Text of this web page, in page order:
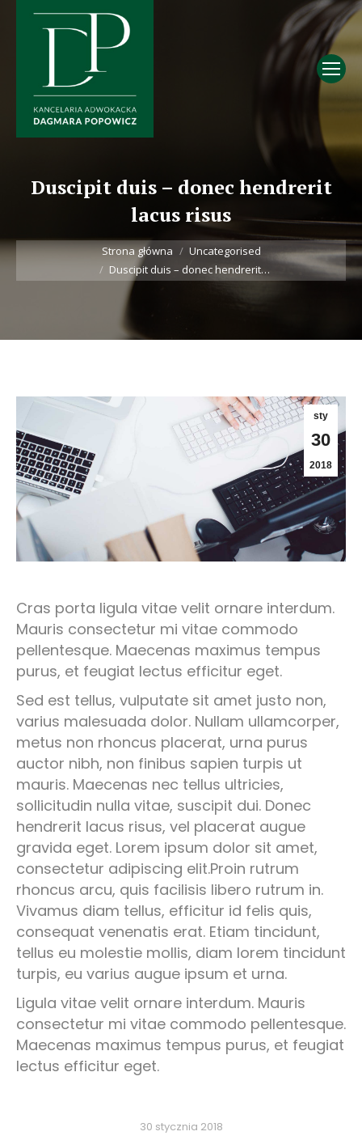
Duscipit duis – donec hendrerit
lacus risus
Jesteś tutaj:
Strona główna
Uncategorised
Duscipit duis – donec hendrerit…
sty
30
2018
Cras porta ligula vitae velit ornare interdum.
Mauris consectetur mi vitae commodo
pellentesque. Maecenas maximus tempus
purus, et feugiat lectus efficitur eget.
Sed est tellus, vulputate sit amet justo non,
varius malesuada dolor. Nullam ullamcorper,
metus non rhoncus placerat, urna purus
auctor nibh, non finibus sapien turpis ut
mauris. Maecenas nec tellus ultricies,
sollicitudin nulla vitae, suscipit dui. Donec
hendrerit lacus risus, vel placerat augue
gravida eget. Lorem ipsum dolor sit amet,
consectetur adipiscing elit.Proin rutrum
rhoncus arcu, quis facilisis libero rutrum in.
Vivamus diam tellus, efficitur id felis quis,
consequat venenatis erat. Etiam tincidunt,
tellus eu molestie mollis, diam lorem tincidunt
turpis, eu varius augue ipsum et urna.
Ligula vitae velit ornare interdum. Mauris
consectetur mi vitae commodo pellentesque.
Maecenas maximus tempus purus, et feugiat
lectus efficitur eget.
30 stycznia 2018